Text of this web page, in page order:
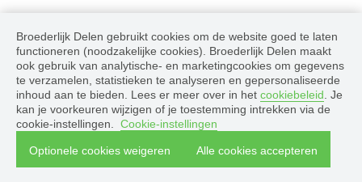
Volg ons
© 2026 Broederlijk Delen, alle rechten voorbehouden
Cookiebeleid
| Disclaimer en privacyverklaring
Broederlijk Delen gebruikt cookies om de website goed te laten
functioneren (noodzakelijke cookies). Broederlijk Delen maakt
ook gebruik van analytische- en marketingcookies om gegevens
te verzamelen, statistieken te analyseren en gepersonaliseerde
inhoud aan te bieden. Lees er meer over in het cookiebeleid . Je
kan je voorkeuren wijzigen of je toestemming intrekken via de
cookie-instellingen.
Cookie-instellingen
Optionele cookies weigeren Alle cookies accepteren